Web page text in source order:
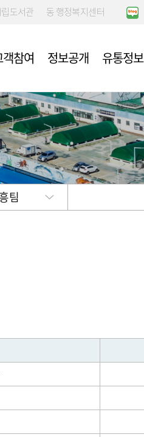
도서관 동 행정복지센터
농협구리공판장
구리청과(주)
(주)인터넷청과
수협구리공판장
강북수산(주)
중도매법인
부패알리오(부정/비리행
위 신고센터)
예산낭비신고센터
윤리경영 자가진단
친환경농산물 아는만큼 보인
다
확인요령
부적격품 조치요령
친환경농산물 거래실적
객참여
구리도매시장이야기
견학안내
정보공개 유통정보
팀